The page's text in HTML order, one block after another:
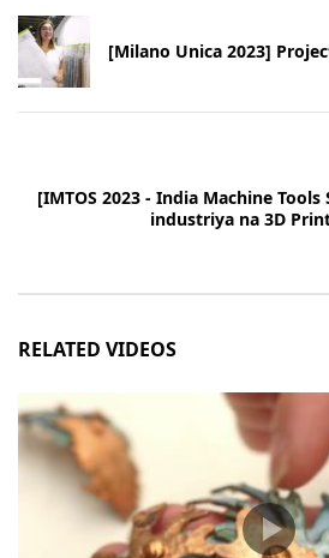
[Milano Unica 2023]
[IMTOS 2023 - India Machine Tools
industriya na 3D
RELATED VIDEOS